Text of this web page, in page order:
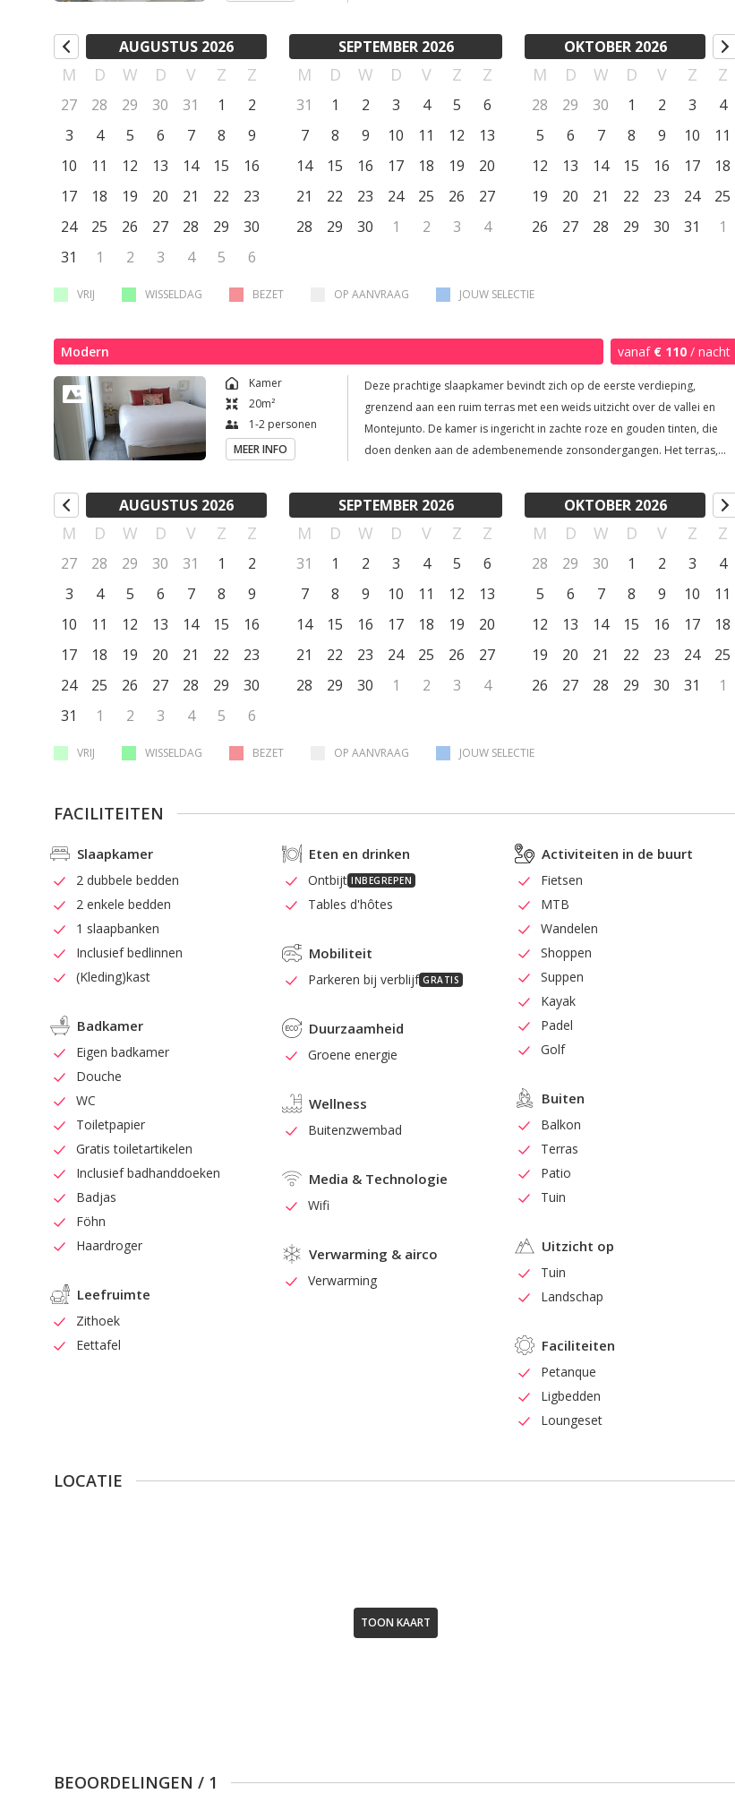
beddengoed en op rugvriendelijke matrassen, en genieten van de luxe in
uw eigen ruimte. Hier kunnen we van de 2 éénpersoonsbedden ook 1
dubbel bed maken ;-) Op het terras kunt u eindeloos ontspannen en van
de zon genieten; van 's ochtends vroeg tot 's avonds laat baadt de kamer
magische zonsondergang boven de heuvels. Het ruime privéterras,
uitgerust met ligstoelen en zonneschermen, nodigt u uit om te
zachte gezang van vogels en de rust van de natuur.
AUGUSTUS 2026
M D W D V Z Z
27 28 29 30 31 1
2
3
4 5 6 7 8
9
10
11 12 13 14 15
16
17
18 19 20 21 22
23
24
25 26 27 28 29
30
31
1 2 3 4 5 6
SEPTEMBER 2026
M D W D V Z Z
31 1 2 3 4 5
6
7
8 9 10 11 12
13
14
15 16 17 18 19
20
21
22 23 24 25 26
27
28
29 30 1 2 3 4
OKTOBER 2026
M D W D V Z Z
28 29 30 1 2 3
4
5
6 7 8 9 10
11
12
13 14 15 16 17
18
19
20 21 22 23 24
25
26
27 28 29 30 31 1
VRIJ WISSELDAG BEZET OP AANVRAAG JOUW SELECTIE
Modern vanaf € 110 / nacht
Kamer
20m²
1-2 personen
MEER INFO
Deze prachtige slaapkamer bevindt zich op de eerste verdieping,
grenzend aan een ruim terras met een weids uitzicht over de vallei en
Montejunto. De kamer is ingericht in zachte roze en gouden tinten, die
doen denken aan de adembenemende zonsondergangen. Het terras,
zonsopgang als de zonsondergang te bewonderen. Hier kunt u ook
heerlijk slapen onder het zachte beddengoed en op rugvriendelijke
matrassen, en genieten van pure luxe in uw eigen ruimte.
AUGUSTUS 2026
M D W D V Z Z
27 28 29 30 31 1
2
3
4 5 6 7 8
9
10
11 12 13 14 15
16
17
18 19 20 21 22
23
24
25 26 27 28 29
30
31
1 2 3 4 5 6
SEPTEMBER 2026
M D W D V Z Z
31 1 2 3 4 5
6
7
8 9 10 11 12
13
14
15 16 17 18 19
20
21
22 23 24 25 26
27
28
29 30 1 2 3 4
OKTOBER 2026
M D W D V Z Z
28 29 30 1 2 3
4
5
6 7 8 9 10
11
12
13 14 15 16 17
18
19
20 21 22 23 24
25
26
27 28 29 30 31 1
VRIJ WISSELDAG BEZET OP AANVRAAG JOUW SELECTIE
FACILITEITEN
Slaapkamer
2 dubbele bedden
2 enkele bedden
1 slaapbanken
Inclusief bedlinnen
(Kleding)kast
Badkamer
Eigen badkamer
Douche
WC
Toiletpapier
Gratis toiletartikelen
Inclusief badhanddoeken
Badjas
Föhn
Haardroger
Leefruimte
Zithoek
Eettafel
Eten en drinken
Ontbijt INBEGREPEN
Tables d'hôtes
Mobiliteit
Parkeren bij verblijf GRATIS
Duurzaamheid
Groene energie
Wellness
Buitenzwembad
Media & Technologie
Wifi
Verwarming & airco
Verwarming
Activiteiten in de buurt
Fietsen
MTB
Wandelen
Shoppen
Suppen
Kayak
Padel
Golf
Buiten
Balkon
Terras
Patio
Tuin
Uitzicht op
Tuin
Landschap
Faciliteiten
Petanque
Ligbedden
Loungeset
LOCATIE
TOON KAART
BEOORDELINGEN / 1